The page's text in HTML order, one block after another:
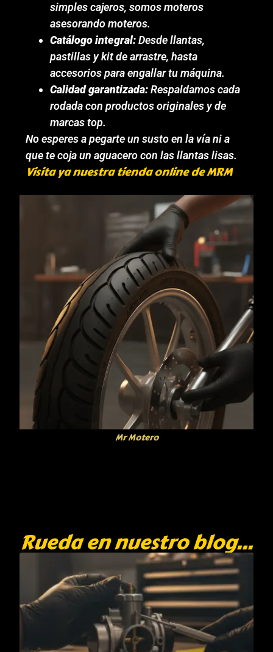
simples cajeros, somos moteros
asesorando moteros.
Catálogo integral:Desde llantas,
pastillas y kit de arrastre, hasta
accesorios para engallar tu máquina.
Calidad garantizada:Respaldamos cada
rodada con productos originales y de
marcas top.
No esperes a pegarte un susto en la vía ni a
que te coja un aguacero con las llantas lisas.
Visita ya nuestra tienda online de MRM
Mr Motero
Rueda en nuestro blog...